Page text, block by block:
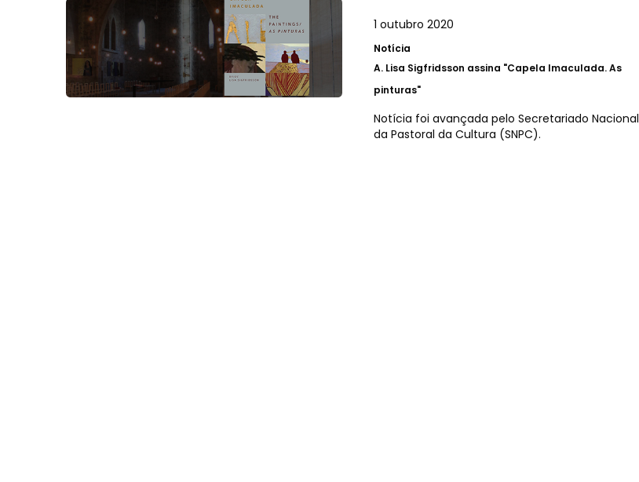
1 outubro 2020
Notícia
A. Lisa Sigfridsson assina "Capela Imaculada. As
pinturas"
Notícia foi avançada pelo Secretariado Nacional
da Pastoral da Cultura (SNPC).